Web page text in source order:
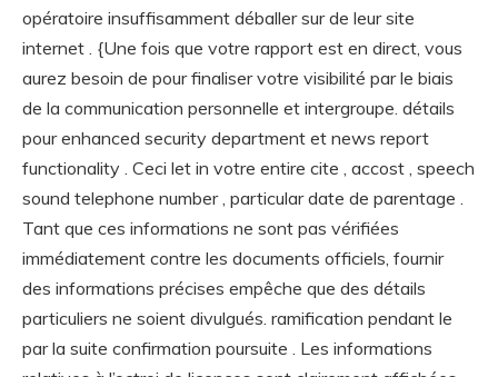
opératoire insuffisamment déballer sur de leur site
internet . {Une fois que votre rapport est en direct, vous
aurez besoin de pour finaliser votre visibilité par le biais
de la communication personnelle et intergroupe. détails
pour enhanced security department et news report
functionality . Ceci let in votre entire cite , accost , speech
sound telephone number , particular date de parentage .
Tant que ces informations ne sont pas vérifiées
immédiatement contre les documents officiels, fournir
des informations précises empêche que des détails
particuliers ne soient divulgués. ramification pendant le
par la suite confirmation poursuite . Les informations